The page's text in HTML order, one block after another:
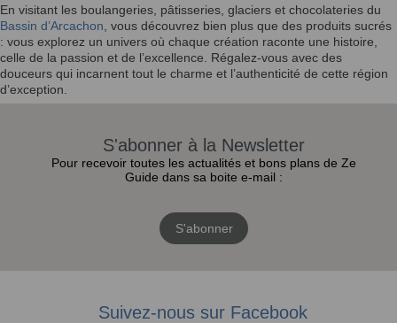
En visitant les boulangeries, pâtisseries, glaciers et chocolateries du
Bassin d’Arcachon , vous découvrez bien plus que des produits sucrés
: vous explorez un univers où chaque création raconte une histoire,
celle de la passion et de l’excellence. Régalez-vous avec des
douceurs qui incarnent tout le charme et l’authenticité de cette région
d’exception.
S'abonner à la Newsletter
Pour recevoir toutes les actualités et bons plans de Ze
Guide dans sa boite e-mail :
S'abonner
Suivez-nous sur Facebook